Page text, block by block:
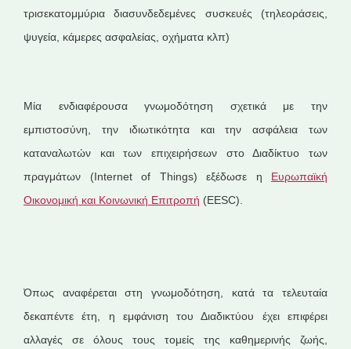
τρισεκατομμύρια διασυνδεδεμένες συσκευές (τηλεοράσεις,
ψυγεία, κάμερες ασφαλείας, οχήματα κλπ)
Μία ενδιαφέρουσα γνωμοδότηση σχετικά με την
εμπιστοσύνη, την ιδιωτικότητα και την ασφάλεια των
καταναλωτών και των επιχειρήσεων στο Διαδίκτυο των
πραγμάτων (Internet of Things) εξέδωσε η Ευρωπαϊκή
Οικονομική και Κοινωνική Επιτροπή (EESC).
Όπως αναφέρεται στη γνωμοδότηση, κατά τα τελευταία
δεκαπέντε έτη, η εμφάνιση του Διαδικτύου έχει επιφέρει
αλλαγές σε όλους τους τομείς της καθημερινής ζωής,